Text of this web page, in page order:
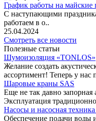
График работы на майские
С наступающими
работаем в о..
25.04.2024
Смотреть все новости
Полезные статьи
Шумоизоляция «TONLOS»
Желание создать
ассортимент! Теперь у нас
Шаровые краны SAS
Еще не так давно
Эксплуатация
Насосы и насосная
Обеспечение подачи воды